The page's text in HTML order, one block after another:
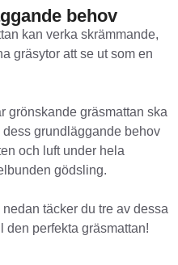
behov
kan verka skrämmande,
gräsytor att se ut som en
grönskande gräsmattan ska
grundläggande behov
och luft under hela
gödsling.
täcker du tre av dessa
den perfekta gräsmattan!